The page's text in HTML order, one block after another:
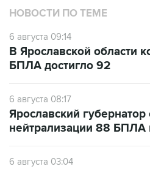
НОВОСТИ ПО ТЕМЕ
6 августа 09:14
В Ярославской области
БПЛА достигло 92
6 августа 08:17
Ярославский
нейтрализации 88 БПЛА
6 августа 03:04